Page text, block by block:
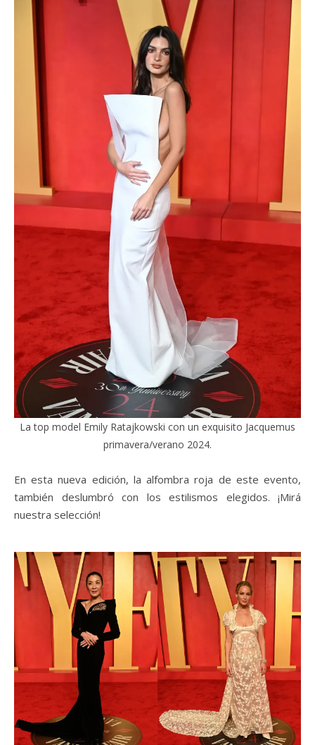
La top model Emily Ratajkowski con un exquisito Jacquemus
primavera/verano 2024.
En esta nueva edición, la alfombra roja de este evento,
también deslumbró con los estilismos elegidos. ¡Mirá
nuestra selección!